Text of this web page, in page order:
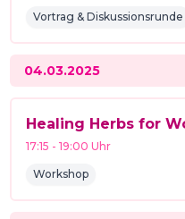
Vortrag & Diskussionsrunde
04.03.2025
Healing Herbs for
17:15 -19:00 Uhr
Workshop